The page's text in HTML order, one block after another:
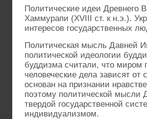
Политические идеи Древнего
Хаммурапи (XVІІІ cт. к н.э.).
интересов государственных
Политическая мысль Давней
политической идеологии
буддизма считали, что миром
человеческие дела зависят
основан на признании
поэтому политической мысли
твердой государственной
индивидуализмом.